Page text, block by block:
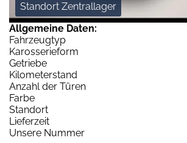
Standort Zentrallager
Allgemeine Daten:
Fahrzeugtyp
Karosserieform
Getriebe
Kilometerstand
Anzahl der Türen
Farbe
Standort
Lieferzeit
Unsere Nummer